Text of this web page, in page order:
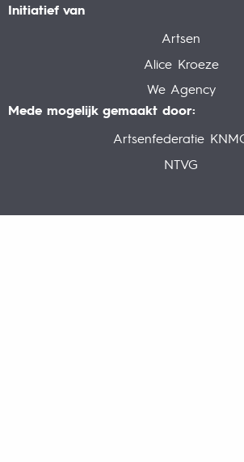
Initiatief van
Artsen
Alice Kroeze
We Agency
Mede mogelijk gemaakt door:
Artsenfederatie
NTVG